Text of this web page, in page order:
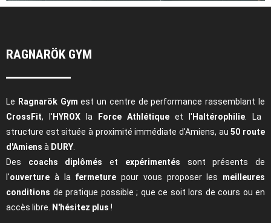
RAGNARÖK GYM
Le Ragnarök Gym est un centre de performance rassemblant le
CrossFit, l' HYROX la Force Athlétique et l' Haltérophilie. La
structure est située à proximité immédiate d'Amiens, au50 route
d'Amiens à DURY.
Des coachs diplômés et expérimentés sont présents de
l'ouverture à lafermeture pour vous proposer les meilleures
conditions de pratique possible ; que ce soit lors de cours ou en
accès libre. N'hésitez plus !